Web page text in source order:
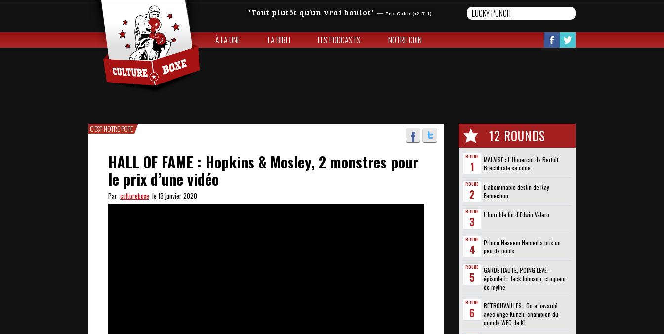
Tout plutôt qu’un vrai boulot — Tex Cobb (42-7-1)
À LA UNE LA BIBLI LES PODCASTS NOTRE COIN
12 ROUNDS
ROUND
1
MALAISE : L’Uppercut de Bertolt
Brecht rate sa cible
ROUND
2
L’abominable destin de Ray
Famechon
ROUND
3 L’horrible fin d’Edwin Valero
ROUND
4
Prince Naseem Hamed a pris un
peu de poids
ROUND
5
GARDE HAUTE, POING LEVÉ –
épisode 1 : Jack Johnson, croqueur
de mythe
ROUND
6
RETROUVAILLES : On a bavardé
avec Ange Künzli, champion du
monde WFC de K1
C'EST NOTRE POTE
HALL OF FAME : Hopkins & Mosley, 2 monstres pour
le prix d’une vidéo
Par cultureboxe le 13 janvier 2020